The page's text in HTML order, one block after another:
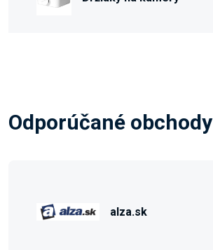
Odporúčané obchody
alza.sk